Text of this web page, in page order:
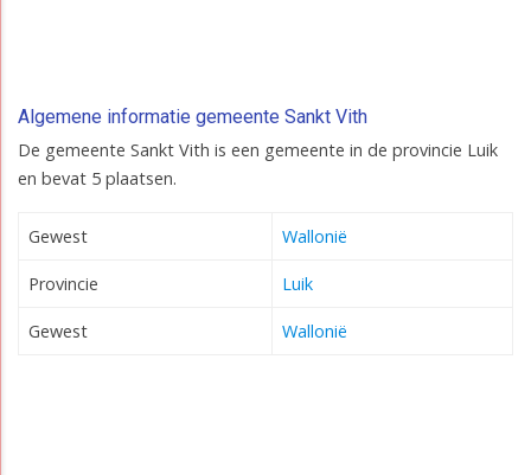
Algemene informatie gemeente Sankt Vith
De gemeente Sankt Vith is een gemeente in de provincie Luik
en bevat 5 plaatsen.
Gewest Wallonië
Provincie Luik
Gewest Wallonië